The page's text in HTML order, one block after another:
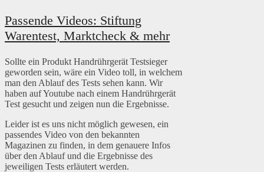
Passende Videos: Stiftung
Warentest, Marktcheck & mehr
Sollte ein Produkt Handrührgerät Testsieger
geworden sein, wäre ein Video toll, in welchem
man den Ablauf des Tests sehen kann. Wir
haben auf Youtube nach einem Handrührgerät
Test gesucht und zeigen nun die Ergebnisse.
Leider ist es uns nicht möglich gewesen, ein
passendes Video von den bekannten
Magazinen zu finden, in dem genauere Infos
über den Ablauf und die Ergebnisse des
jeweiligen Tests erläutert werden.